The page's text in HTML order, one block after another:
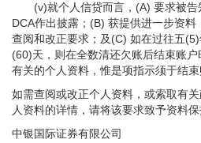
(v)就个人信贷而言，(A) 要求被
DCA作出披露；(B) 获提供进一步资料
查阅和改正要求；及(C) 如在过往五
(60)天，则在全数清还欠账后结束账
有关的个人资料，惟是项指示须于结束
如需查阅或改正个人资料，或索取有
人资料的详情，请将该要求致予资料保
中银国际证券有限公司